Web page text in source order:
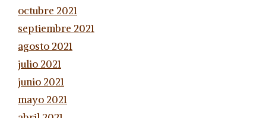
octubre 2021
septiembre 2021
agosto 2021
julio 2021
junio 2021
mayo 2021